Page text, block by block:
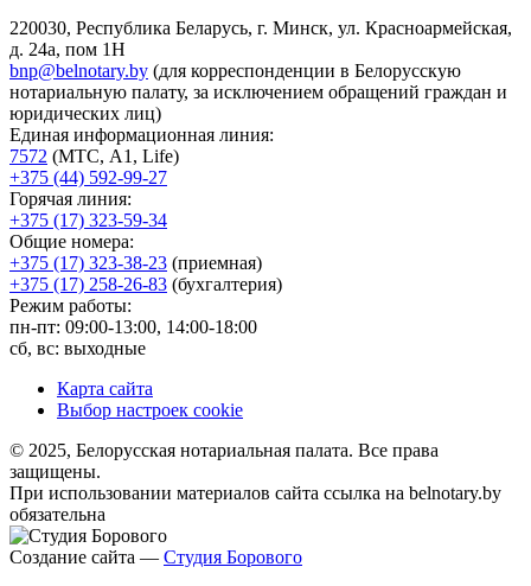
220030, Республика Беларусь, г. Минск, ул. Красноармейская,
д. 24а, пом 1Н
bnp@belnotary.by (для корреспонденции в Белорусскую
нотариальную палату, за исключением обращений граждан и
юридических лиц)
Единая информационная линия:
7572 (МТС, A1, Life)
+375 (44) 592-99-27
Горячая линия:
+375 (17) 323-59-34
Общие номера:
+375 (17) 323-38-23 (приемная)
+375 (17) 258-26-83 (бухгалтерия)
Режим работы:
пн-пт: 09:00-13:00, 14:00-18:00
сб, вс: выходные
Карта сайта
Выбор настроек cookie
© 2025, Белорусская нотариальная палата. Все права
защищены.
При использовании материалов сайта ссылка на belnotary.by
обязательна
Создание сайта — Студия Борового